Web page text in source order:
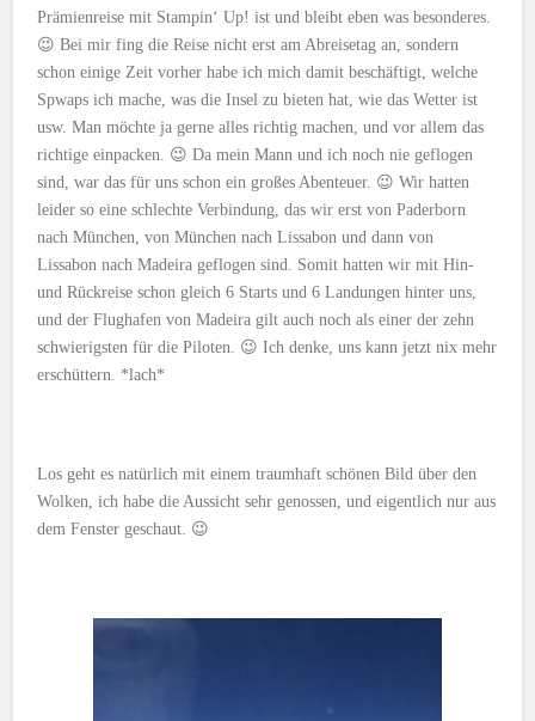
Prämienreise mit Stampin‘ Up! ist und bleibt eben was besonderes.
😉 Bei mir fing die Reise nicht erst am Abreisetag an, sondern
schon einige Zeit vorher habe ich mich damit beschäftigt, welche
Spwaps ich mache, was die Insel zu bieten hat, wie das Wetter ist
usw. Man möchte ja gerne alles richtig machen, und vor allem das
richtige einpacken. 😉 Da mein Mann und ich noch nie geflogen
sind, war das für uns schon ein großes Abenteuer. 😉 Wir hatten
leider so eine schlechte Verbindung, das wir erst von Paderborn
nach München, von München nach Lissabon und dann von
Lissabon nach Madeira geflogen sind. Somit hatten wir mit Hin-
und Rückreise schon gleich 6 Starts und 6 Landungen hinter uns,
und der Flughafen von Madeira gilt auch noch als einer der zehn
schwierigsten für die Piloten. 😉 Ich denke, uns kann jetzt nix mehr
erschüttern. *lach*
Los geht es natürlich mit einem traumhaft schönen Bild über den
Wolken, ich habe die Aussicht sehr genossen, und eigentlich nur aus
dem Fenster geschaut. 😉